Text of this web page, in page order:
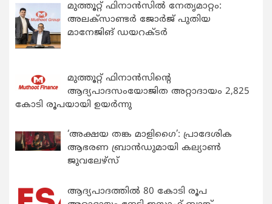
മുത്തൂറ്റ് ഫിനാൻസിൽ നേതൃമാറ്റം:
അലക്സാണ്ടർ ജോർജ് പുതിയ
മാനേജിങ് ഡയറക്ടർ
മുത്തൂറ്റ് ഫിനാൻസിന്റെ
ആദ്യപാദസംയോജിത അറ്റാദായം 2,825
കോടി രൂപയായി ഉയർന്നു
‘അക്ഷയ തങ്ക മാളിഗൈ’: പ്രാദേശിക
ആഭരണ ബ്രാന്‍ഡുമായി കല്യാണ്‍
ജുവലേഴ്‌സ്
ആദ്യപാദത്തിൽ 80 കോടി രൂപ